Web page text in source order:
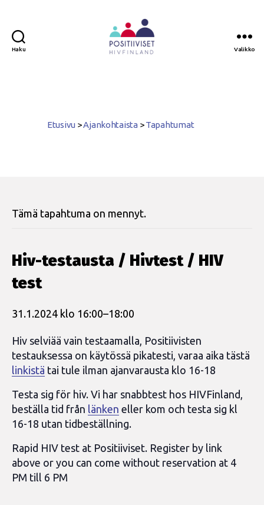
Haku Valikko
Etusivu >Ajankohtaista >Tapahtumat
Tämä tapahtuma on mennyt.
Hiv-testausta / Hivtest / HIV
test
31.1.2024 klo 16:00–18:00
Hiv selviää vain testaamalla, Positiivisten
testauksessa on käytössä pikatesti, varaa aika tästä
linkistä tai tule ilman ajanvarausta klo 16-18
Testa sig för hiv. Vi har snabbtest hos HIVFinland,
beställa tid från länken eller kom och testa sig kl
16-18 utan tidbeställning.
Rapid HIV test at Positiiviset. Register by link
above or you can come without reservation at 4
PM till 6 PM